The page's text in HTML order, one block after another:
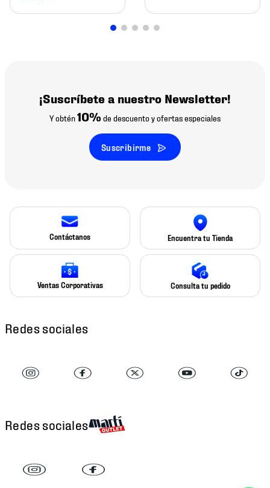
¡Suscríbete a nuestro Newsletter!
Y obtén10% de descuento y ofertas especiales
Suscribirme
Contáctanos Encuentra tu Tienda
Ventas Corporativas Consulta tu pedido
Redes sociales
Redes sociales